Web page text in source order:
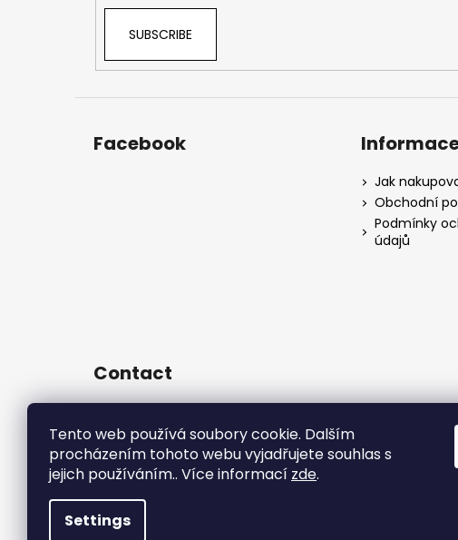
Tento web používá soubory cookie. Dalším
procházením tohoto webu vyjadřujete souhlas s
jejich používáním.. Více informací zde.
Settings
SUBSCRIBE
Facebook
Jak
Obchodní
Podmínky
údajů
Contact
728737662
https://www.facebook.com/RSR
Czech/